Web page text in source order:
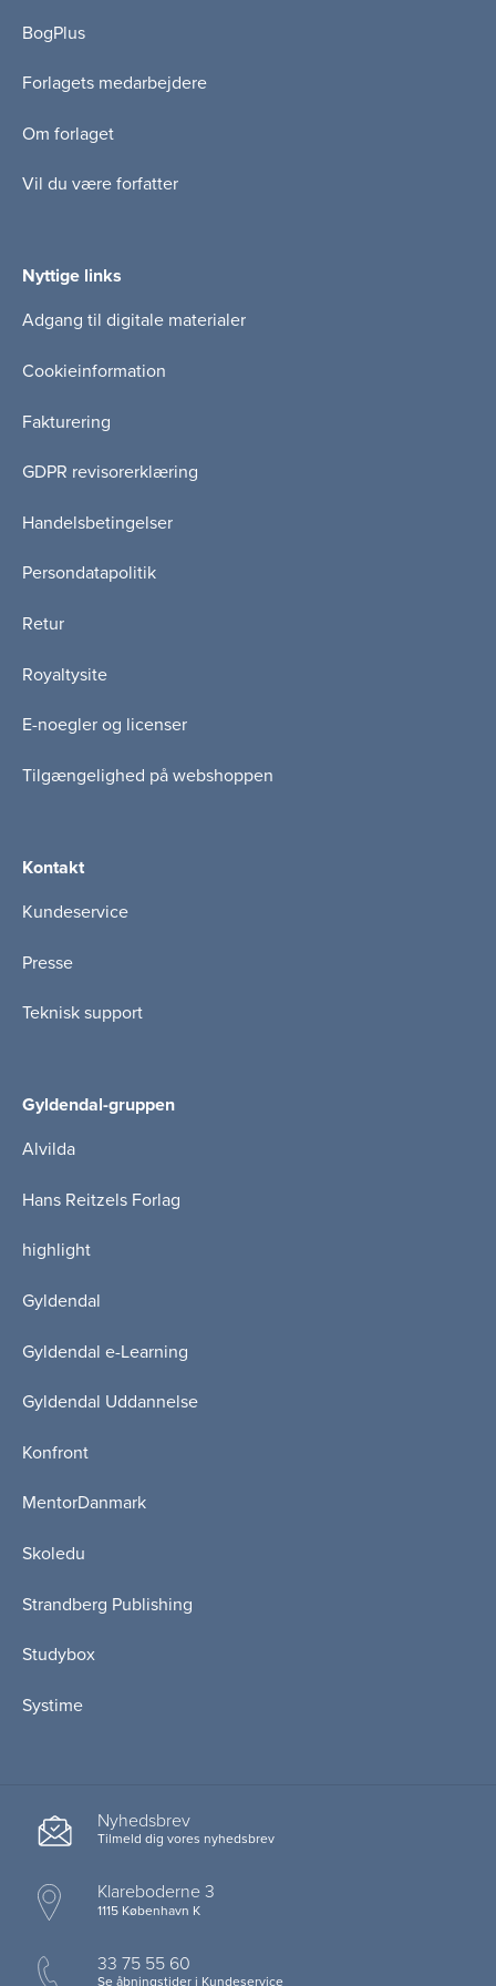
BogPlus
Forlagets medarbejdere
Om forlaget
Vil du være forfatter
Nyttige links
Adgang til digitale materialer
Cookieinformation
Fakturering
GDPR revisorerklæring
Handelsbetingelser
Persondatapolitik
Retur
Royaltysite
E-noegler og licenser
Tilgængelighed på webshoppen
Kontakt
Kundeservice
Presse
Teknisk support
Gyldendal-gruppen
Alvilda
Hans Reitzels Forlag
highlight
Gyldendal
Gyldendal e-Learning
Gyldendal Uddannelse
Konfront
MentorDanmark
Skoledu
Strandberg Publishing
Studybox
Systime
Nyhedsbrev
Tilmeld dig vores nyhedsbrev
Klareboderne 3
1115 København K
33 75 55 60
Se åbningstider i Kundeservice